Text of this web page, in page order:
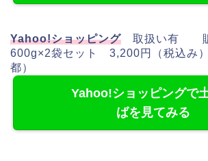
Yahoo!ショッピング 取扱い有
600g×2袋セット 3,200円（税込み
都）
Yahoo!ショッピングで
ばを見てみる